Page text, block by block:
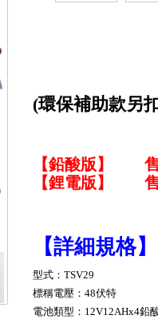
(環保補助款另
【鉛酸版】 售
【鋰電版】 售
【詳細規格】
型式：TSV29
標稱電壓：48伏特
電池類型：12V12AHx4